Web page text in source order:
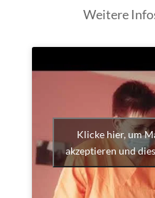
Weitere
Klicke hier, um
akzeptieren und